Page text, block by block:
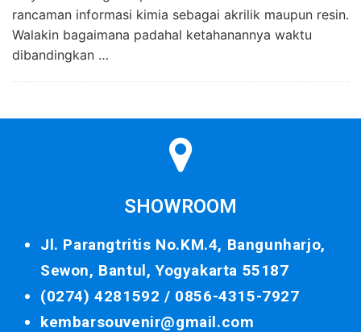
rancaman informasi kimia sebagai akrilik maupun resin.
Walakin bagaimana padahal ketahanannya waktu
dibandingkan …
SHOWROOM
Jl. Parangtritis No.KM.4, Bangunharjo,
Sewon, Bantul, Yogyakarta 55187
(0274) 4281592 / 0856-4315-7927
kembarsouvenir@gmail.com